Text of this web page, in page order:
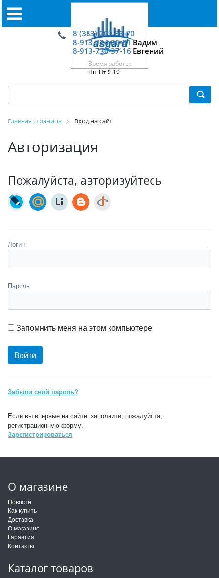
8 (383) 209-33-70
8-913-724-06-01Вадим
8-913-730-37-16 Евгений
Время работы:
Пн-Пт 9-19
Главная страница Вход на сайт
Авторизация
Пожалуйста, авторизуйтесь
Логин
Пароль
Запомнить меня на этом компьютере
Забыли свой пароль?
Если вы впервые на сайте, заполните, пожалуйста,
регистрационную форму.
Зарегистрироваться
О магазине
Новости
Как купить
Доставка
О магазине
Гарантия
Контакты
Каталог товаров